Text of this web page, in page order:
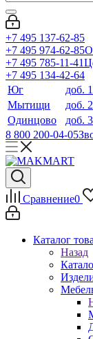
+7 495 137-62-85
+7 495 974-62-85
+7 495 785-11-41
+7 495 134-42-64
Юг
доб. 1
Мытищи
доб. 2
Одинцово
доб. 3
8 800 200-04-05
Сравнение0
Каталог
Назад